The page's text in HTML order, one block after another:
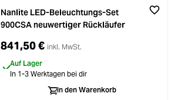
Nanlite LED-Beleuchtungs-Set
900CSA neuwertiger Rückläufer
841,50 € inkl. MwSt.
Auf Lager
In 1-3 Werktagen bei dir
In den Warenkorb